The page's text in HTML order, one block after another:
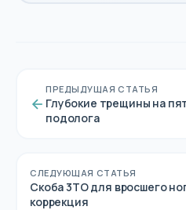
ПРЕДЫДУЩАЯ СТАТЬЯ
Глубокие трещины на
подолога
СЛЕДУЮЩАЯ СТАТЬЯ
Скоба 3ТО для вросшего
коррекция